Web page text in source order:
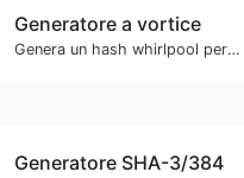
Generatore a vortice
Genera un hash whirlpool per qualsiasi input di stringa.
Generatore SHA-3/384